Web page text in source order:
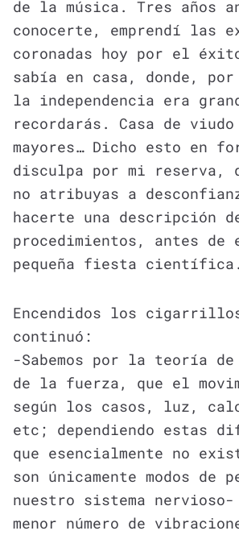
de la música. Tres años
conocerte, emprendí las
coronadas hoy por el
sabía en casa, donde,
la independencia era
recordarás. Casa de
mayores… Dicho esto en
disculpa por mi reserva,
no atribuyas a
hacerte una descripción
procedimientos, antes de
pequeña fiesta científica.
Encendidos los
continuó:
-Sabemos por la teoría
de la fuerza, que el
según los casos, luz,
etc; dependiendo estas
que esencialmente no
son únicamente modos de
nuestro sistema
menor número de